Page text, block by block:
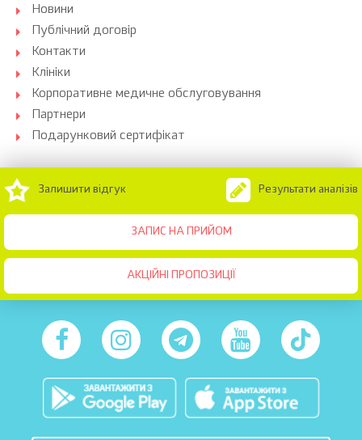
Новини
Публічний договір
Контакти
Клініки
Корпоративне медичне обслуговування
Партнери
Подарунковий сертифікат
ЗАПИС НА ПРИЙОМ
Залишити відгук Результати аналізів
АКЦІЙНІ ПРОПОЗИЦІЇ